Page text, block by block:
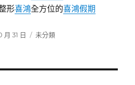
形喜鴻全方位的喜鴻假期
月 31 日
分
未分類